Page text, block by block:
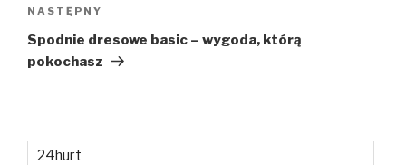
Następny
wpis
NASTĘPNY
Spodnie dresowe basic – wygoda, którą
pokochasz
24hurt